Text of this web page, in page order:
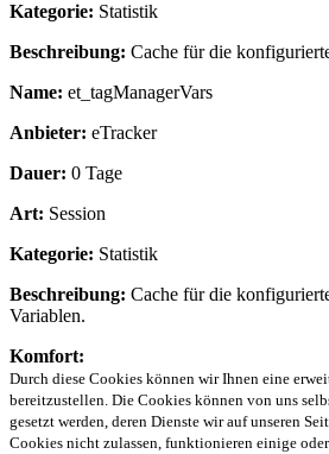
Kategorie: Statistik
Beschreibung: Cache für die
Name: et_tagManagerVars
Anbieter: eTracker
Dauer: 0 Tage
Art: Session
Kategorie: Statistik
Beschreibung: Cache für die
Variablen.
Komfort:
Durch diese Cookies können wir Ihnen eine
bereitzustellen. Die Cookies können von uns
gesetzt werden, deren Dienste wir auf unseren
Cookies nicht zulassen, funktionieren einige